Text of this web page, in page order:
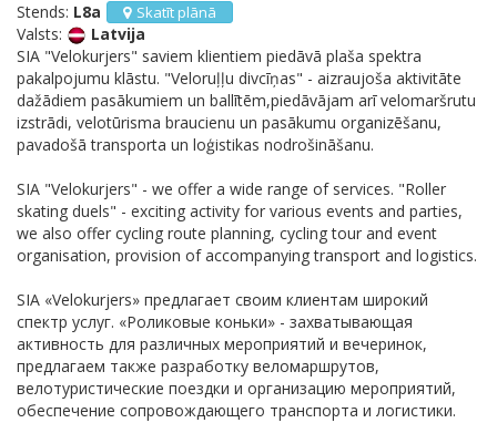
Stends: L8a Skatīt plānā
Valsts:
Latvija
SIA "Velokurjers" saviem klientiem piedāvā plaša spektra
pakalpojumu klāstu. "Veloruļļu divcīņas" - aizraujoša aktivitāte
dažādiem pasākumiem un ballītēm,piedāvājam arī velomaršrutu
izstrādi, velotūrisma braucienu un pasākumu organizēšanu,
pavadošā transporta un loģistikas nodrošināšanu.
SIA "Velokurjers" - we offer a wide range of services. "Roller
skating duels" - exciting activity for various events and parties,
we also offer cycling route planning, cycling tour and event
organisation, provision of accompanying transport and logistics.
SIA «Velokurjers» предлагает своим клиентам широкий
спектр услуг. «Роликовые коньки» - захватывающая
активность для различных мероприятий и вечеринок,
предлагаем также разработку веломаршрутов,
велотуристические поездки и организацию мероприятий,
обеспечение сопровождающего транспорта и логистики.